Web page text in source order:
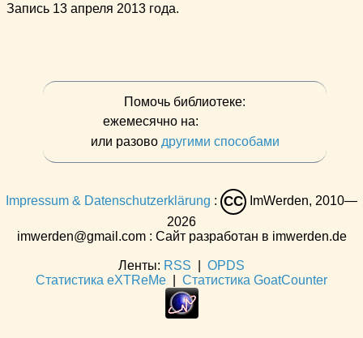
Запись 13 апреля 2013 года.
Помочь библиотеке:
ежемесячно на:
или разово другими способами
Impressum & Datenschutzerklärung : CC
ImWerden, 2010—
2026
imwerden@gmail.com : Сайт разработан в imwerden.de
Ленты: RSS
OPDS
Статистика eXTReMe
Статистика GoatCounter